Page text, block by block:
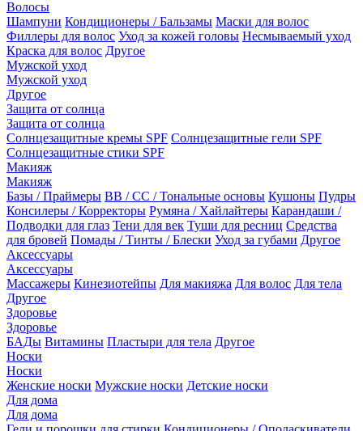
Волосы
Шампуни Кондиционеры / Бальзамы Маски для волос
Филлеры для волос Уход за кожей головы Несмываемый уход
Краска для волос Другое
Мужской уход
Мужской уход
Другое
Защита от солнца
Защита от солнца
Солнцезащитные кремы SPF Солнцезащитные гели SPF
Солнцезащитные стики SPF
Макияж
Макияж
Базы / Праймеры BB / CC / Тональные основы Кушоны Пудры
Консилеры / Корректоры Румяна / Хайлайтеры Карандаши /
Подводки для глаз Тени для век Туши для ресниц Средства
для бровей Помады / Тинты / Блески Уход за губами Другое
Аксессуары
Аксессуары
Массажеры Кинезиотейпы Для макияжа Для волос Для тела
Другое
Здоровье
Здоровье
БАДы Витамины Пластыри для тела Другое
Носки
Носки
Женские носки Мужские носки Детские носки
Для дома
Для дома